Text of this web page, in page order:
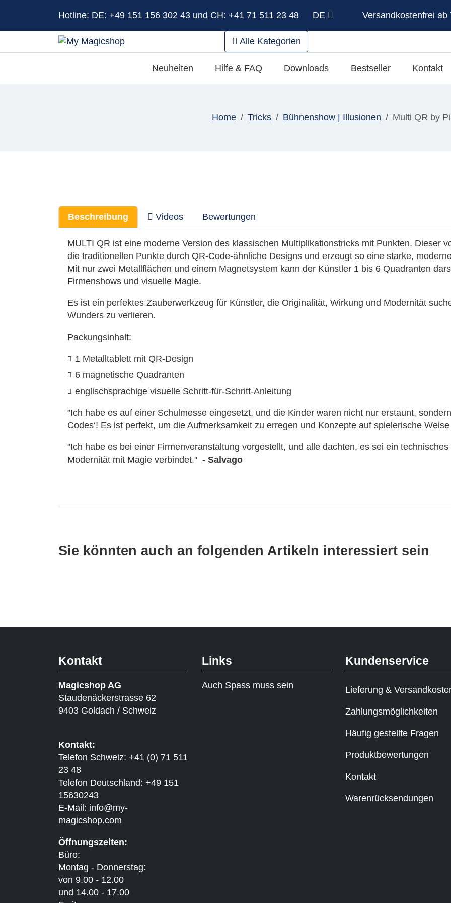
Hotline: DE: +49 151 156 302 43 und CH: +41 71 511 23 48 DE Versandkostenfrei ab
Alle Kategorien
Neuheiten Hilfe & FAQ Downloads Bestseller Kontakt
Home Tricks Bühnenshow | Illusionen Multi QR by
Beschreibung Videos Bewertungen
MULTI QR ist eine moderne Version des klassischen Multiplikationstricks mit Punkten. Dieser
die traditionellen Punkte durch QR-Code-ähnliche Designs und erzeugt so eine starke,
Mit nur zwei Metallflächen und einem Magnetsystem kann der Künstler 1 bis 6 Quadranten
Firmenshows und visuelle Magie.
Es ist ein perfektes Zauberwerkzeug für Künstler, die Originalität, Wirkung und Modernität
Wunders zu verlieren.
Packungsinhalt:
1 Metalltablett mit QR-Design
6 magnetische Quadranten
englischsprachige visuelle Schritt-für-Schritt-Anleitung
"Ich habe es auf einer Schulmesse eingesetzt, und die Kinder waren nicht nur erstaunt,
Codes‘! Es ist perfekt, um die Aufmerksamkeit zu erregen und Konzepte auf spielerische
"Ich habe es bei einer Firmenveranstaltung vorgestellt, und alle dachten, es sei ein
Modernität mit Magie verbindet." - Salvago
Sie könnten auch an folgenden Artikeln interessiert sein
Kontakt
Magicshop AG
Staudenäckerstrasse 62
9403 Goldach / Schweiz
Kontakt:
Telefon Schweiz: +41 (0) 71 511
23 48
Telefon Deutschland: +49 151
15630243
E-Mail: info@my-
magicshop.com
Öffnungszeiten:
Büro:
Montag - Donnerstag:
von 9.00 - 12.00
und 14.00 - 17.00
Links
Auch Spass muss sein
Kundenservice
Lieferung &
Zahlungsmöglichkeiten
Häufig gestellte Fragen
Produktbewertungen
Kontakt
Warenrücksendungen